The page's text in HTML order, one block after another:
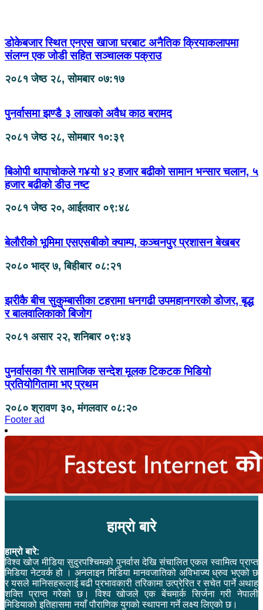
डोकेबजार स्थित एनएस खाजा घरबाट अनैतिक क्रियाकलापमा
संलग्न एक जोडी सहित सञ्चालक पक्राउ
२०८१ जेष्ठ २८, सोमबार ०७:१७
पुनर्वासमा झण्डै ३ लाखको अवैध काठ बरामद
२०८१ जेष्ठ २८, सोमबार १०:३९
बिओपी थापाचोकले ग¥यो ४२ हजार बढीको सामान भन्सार चलान, ५
हजार बढीको डीउ नष्ट
२०८१ जेष्ठ २०, आईतवार ०९:४८
बेलौरीको भूमिमा एसएसबीको क्याम्प, कञ्चनपुर प्रशासन बेखबर
२०८० भाद्र ७, बिहीबार ०८:२१
झरीकै बीच सुकुम्बासीका टहरामा धनगढी उपमहानगरको डोजर, बृद्ध
र बालवालिकाको बिजोग
२०८१ असार २२, शनिबार ०९:४३
पुनर्वासका गैरे सामाजिक सन्देश मूलक टिकटक भिडियो
प्रतियोगितामा भए प्रथम
२०८० श्रावण ३०, मंगलवार ०८:२०
Footer ad
हाम्रो बारे
हाम्रो बारे:
विश्व खोज मीडिया सुदुरपश्चिमको पुनर्वास देखि संचालित एकल स्वामित्व प्राप्त
मिडिया नेटवर्क हो । अनलाइन मिडिया मानवजातिको अविभाज्य ध्रुव भएको छ
र यसले मानिसहरूलाई बढी प्रभावकारी तरिकामा उत्प्रेरित र सचेत पार्ने अथाह
शक्ति प्राप्त गरेको छ। विश्व खोजले एक बेंचमार्क सिर्जना गरी नेपाली
मिडियाको इतिहासमा नयाँ पौराणिक युगको स्थापना गर्ने लक्ष्य लिएको छ।